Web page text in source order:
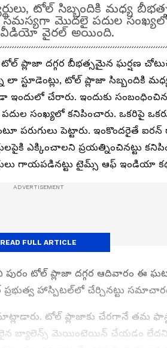
టోల్ సిబ్బందికి మధ్య
సమస్యగా మొదలై పదుల
వీడియో వైరల్ అయింది.
ప్లాజా దగ్గర బీభత్సమైన ఘర్షణ
లా స్టూడెంట్లు, టోల్ ప్లాజా సిబ్బందికి
ఇందులో చేరారు. ఇందుకు
సంఖ్యలో కనిపించారు. ఒకరిపై
పరుగులు పెట్టారు. ఇంకొందరైతే ఐరన్
ఎక్కించాలని ప్రయత్నించినట్టు
గాయపడినట్టు టైమ్స్ ఆఫ్ ఇండియా
టోల్ ప్లాజా దగ్గర ఆదివారం ఈ
ప్రభుత్వ హాస్పిటల్‌లో చేర్చినట్టు
మాట్లాడారు. టోల్ ప్లాజాకు చేరగానే తమ
బ్యాలెన్స్ మెయింటెయిన్ చేయడం లేదని
READ FULL ARTICLE